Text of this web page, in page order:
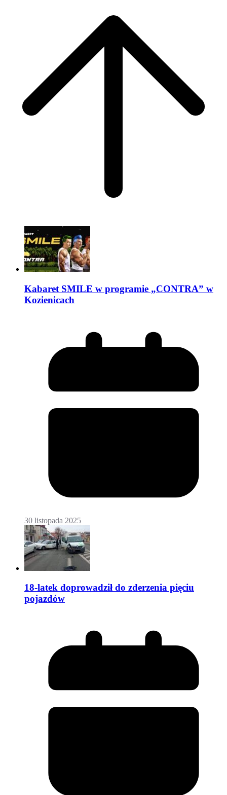
Kabaret SMILE w programie „CONTRA” w
Kozienicach
30 listopada 2025
18-latek doprowadził do zderzenia pięciu
pojazdów